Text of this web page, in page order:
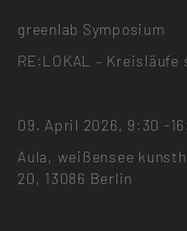
greenlab Symposium
RE:LOKAL – Kreisläufe
09. April 2026, 9:30 -
Aula, weißensee
20, 13086 Berlin